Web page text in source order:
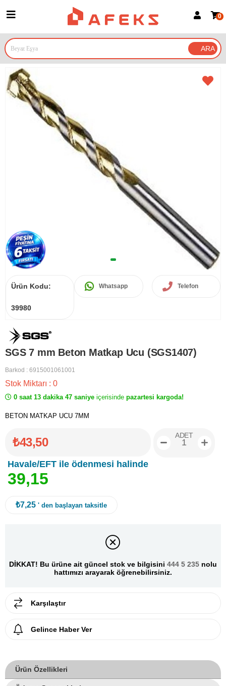
Google İle Bağlan
0
Ürün Kodu:
39980
Whatsapp Telefon
SGS 7 mm Beton Matkap Ucu (SGS1407)
Barkod : 6915001061001
Stok Miktarı : 0
0 saat 13 dakika 47 saniye içerisinde pazartesi kargoda!
BETON MATKAP UCU 7MM
₺43,50
Havale/EFT ile ödenmesi halinde
39,15
ADET
₺7,25 ' den başlayan taksitle
DİKKAT! Bu ürüne ait güncel stok ve bilgisini 444 5 235 nolu
hattımızı arayarak öğrenebilirsiniz.
Karşılaştır
Gelince Haber Ver
Ürün Özellikleri